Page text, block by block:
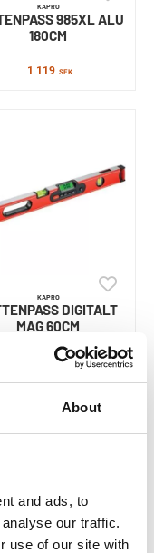
About
and ads, to
our traffic.
use of our site with
KAPRO
985XL ALU
180CM
1 119 SEK
KAPRO
DIGITALT
MAG 60CM
1 269SEK